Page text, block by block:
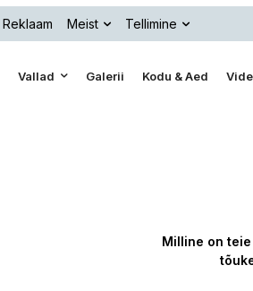
Reklaam Meist Tellimine
Vallad Galerii Kodu & Aed
Milline on